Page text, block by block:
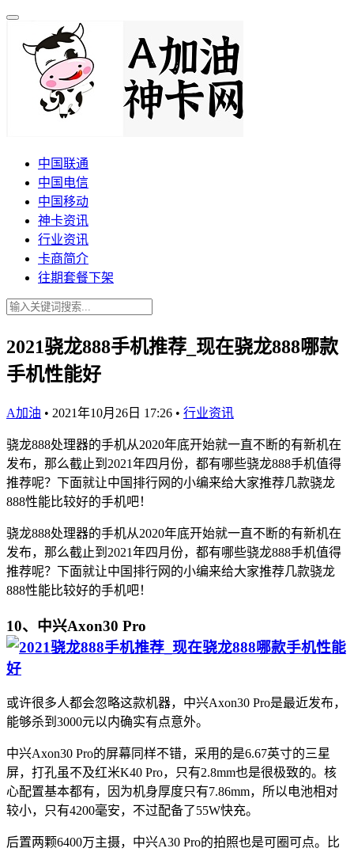
中国联通
中国电信
中国移动
神卡资讯
行业资讯
卡商简介
往期套餐下架
2021骁龙888手机推荐_现在骁龙888哪款
手机性能好
A加油 • 2021年10月26日 17:26 • 行业资讯
骁龙888处理器的手机从2020年底开始就一直不断的有新机在
发布，那么截止到2021年四月份，都有哪些骁龙888手机值得
推荐呢？下面就让中国排行网的小编来给大家推荐几款骁龙
888性能比较好的手机吧！
骁龙888处理器的手机从2020年底开始就一直不断的有新机在
发布，那么截止到2021年四月份，都有哪些骁龙888手机值得
推荐呢？下面就让中国排行网的小编来给大家推荐几款骁龙
888性能比较好的手机吧！
10、中兴Axon30 Pro
或许很多人都会忽略这款机器，中兴Axon30 Pro是最近发布，
能够杀到3000元以内确实有点意外。
中兴Axon30 Pro的屏幕同样不错，采用的是6.67英寸的三星
屏，打孔虽不及红米K40 Pro，只有2.8mm也是很极致的。核
心配置基本都有，因为机身厚度只有7.86mm，所以电池相对
较小，只有4200毫安，不过配备了55W快充。
后置两颗6400万主摄，中兴A30 Pro的拍照也是可圈可点。比